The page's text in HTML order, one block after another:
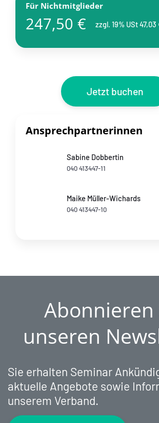
Für Nichtmitglieder
247,50 € zzgl. 19% USt 47,03
Jetzt buchen
Ansprechpartnerinnen
Sabine Dobbertin
040 413447-11
Maike Müller-Wichards
040 413447-10
Abonnieren
unseren
Sie erhalten Seminar
aktuelle Angebote sowie
unserem Verband.